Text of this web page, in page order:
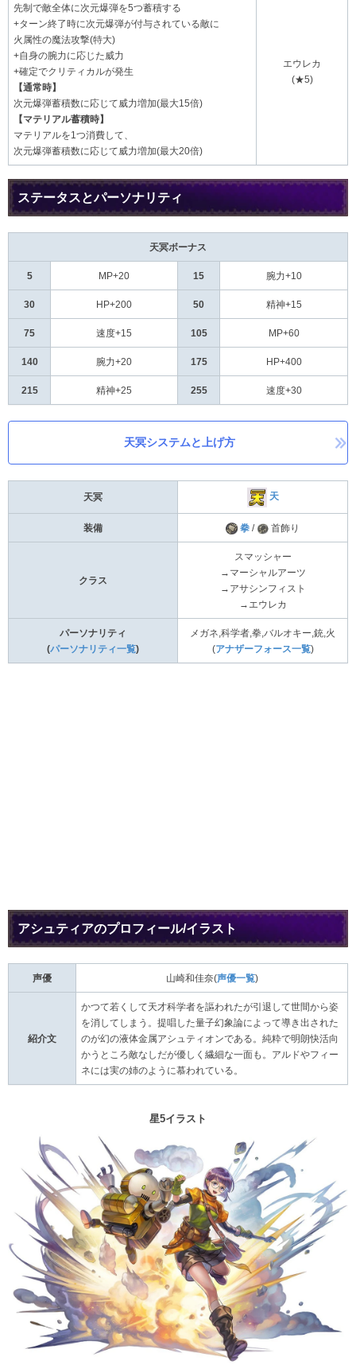
先制で敵全体に次元爆弾を5つ蓄積する
+ターン終了時に次元爆弾が付与されている敵に
火属性の魔法攻撃(特大)
+自身の腕力に応じた威力
+確定でクリティカルが発生
【通常時】
次元爆弾蓄積数に応じて威力増加(最大15倍)
【マテリアル蓄積時】
マテリアルを1つ消費して、
次元爆弾蓄積数に応じて威力増加(最大20倍)
エウレカ
(★5)
ステータスとパーソナリティ
天冥ボーナス
5 MP+20 15 腕力+10
30 HP+200 50 精神+15
75 速度+15 105 MP+60
140 腕力+20 175 HP+400
215 精神+25 255 速度+30
天冥システムと上げ方
天冥 天
装備 拳 / 首飾り
クラス
スマッシャー
→マーシャルアーツ
→アサシンフィスト
→エウレカ
パーソナリティ
(パーソナリティ一覧)
メガネ,科学者,拳,バルオキー,銃,火
(アナザーフォース一覧)
アシュティアのプロフィール/イラスト
声優 山崎和佳奈(声優一覧)
紹介文
かつて若くして天才科学者を謳われたが引退して世間から姿
を消してしまう。提唱した量子幻象論によって導き出された
のが幻の液体金属アシュティオンである。純粋で明朗快活向
かうところ敵なしだが優しく繊細な一面も。アルドやフィー
ネには実の姉のように慕われている。
星5イラスト